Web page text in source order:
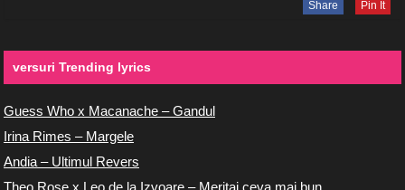
Share Pin It
versuri Trending lyrics
Guess Who x Macanache – Gandul
Irina Rimes – Margele
Andia – Ultimul Revers